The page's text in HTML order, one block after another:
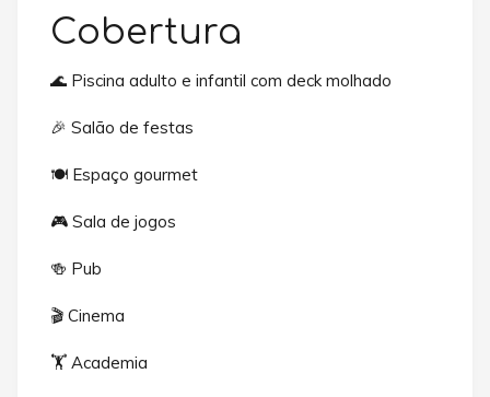
Cobertura
🌊 Piscina adulto e infantil com deck molhado
🎉 Salão de festas
🍽️ Espaço gourmet
🎮 Sala de jogos
🍻 Pub
🎬 Cinema
🏋️ Academia